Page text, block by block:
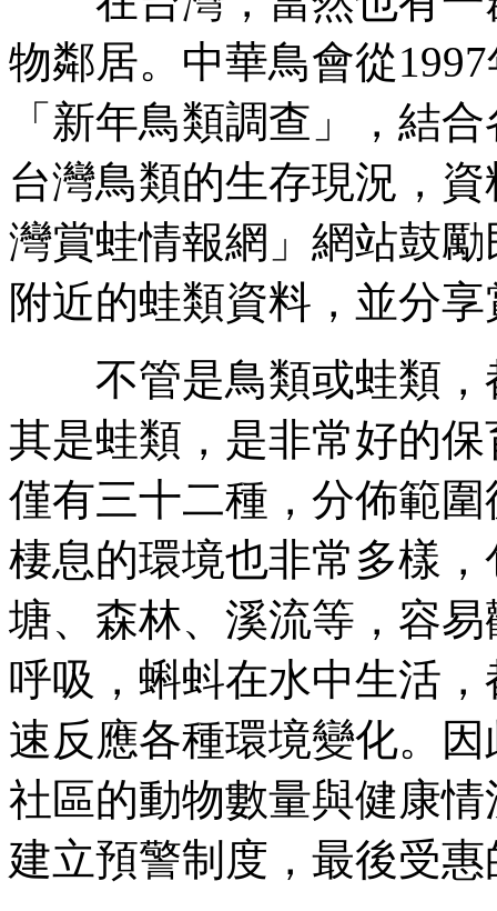
物鄰居。中華鳥會從
「新年鳥類調查」，結
台灣鳥類的生存現況，
灣賞蛙情報網」網站鼓
附近的蛙類資料，並分
不管是鳥類或蛙類，
其是蛙類，是非常好的
僅有三十二種，分佈範
棲息的環境也非常多樣
塘、森林、溪流等，容
呼吸，蝌蚪在水中生活
速反應各種環境變化。
社區的動物數量與健康
建立預警制度，最後受